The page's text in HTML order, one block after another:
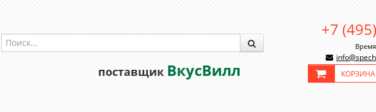
поставщик ВкусВилл
+7
КОРЗИНА